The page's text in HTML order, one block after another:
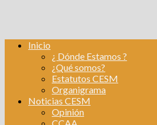
Inicio
¿ Dónde Estamos ?
¿Qué somos?
Estatutos CESM
Organigrama
Noticias CESM
Opinión